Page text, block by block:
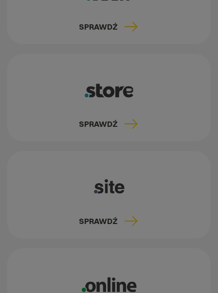
SPRAWDŹ
SPRAWDŹ
SPRAWDŹ